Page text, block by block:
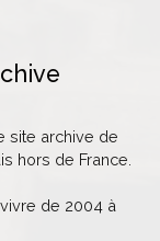
site archive de
hors de France.
de 2004 à